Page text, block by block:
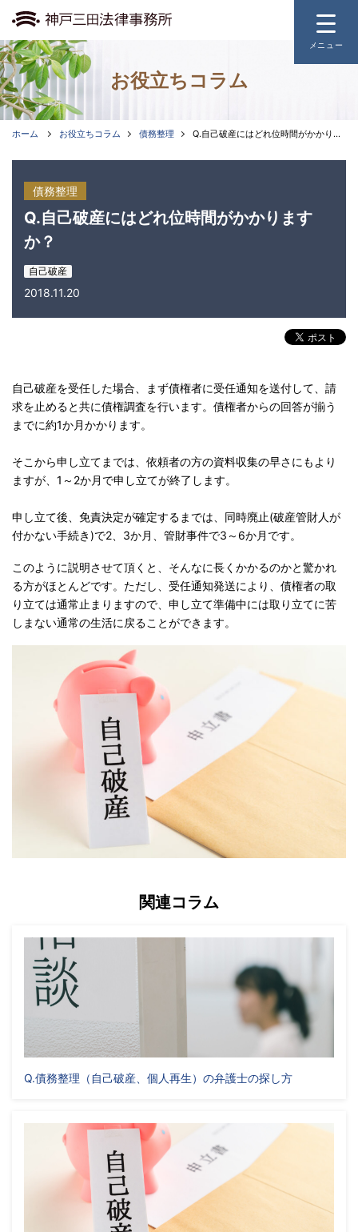
メニュー
ホーム
弁護士費用
受付時間：平日9:30～17:00
お役立ちコラム
ホーム お役立ちコラム 債務整理 Q.自己破産にはどれ位時間がかかりますか？
債務整理
Q.自己破産にはどれ位時間がかかります
か？
自己破産
2018.11.20
自己破産を受任した場合、まず債権者に受任通知を送付して、請
求を止めると共に債権調査を行います。債権者からの回答が揃う
までに約1か月かかります。
そこから申し立てまでは、依頼者の方の資料収集の早さにもより
ますが、1～2か月で申し立てが終了します。
申し立て後、免責決定が確定するまでは、同時廃止(破産管財人が
付かない手続き)で2、3か月、管財事件で3～6か月です。
このように説明させて頂くと、そんなに長くかかるのかと驚かれ
る方がほとんどです。ただし、受任通知発送により、債権者の取
り立ては通常止まりますので、申し立て準備中には取り立てに苦
しまない通常の生活に戻ることができます。
関連コラム
Q.債務整理（自己破産、個人再生）の弁護士の探し方